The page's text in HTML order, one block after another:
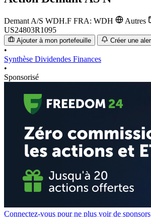
Demant A/S WDH.F FRA: WDH Autres
US24803R1095
Ajouter à mon portefeuille Créer une
•
Synthèse Dividendes Finances
•
Sponsorisé
Connectez-vous pour ne plus voir de sponsors